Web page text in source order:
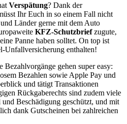
Verspätung? Dank der
Ihr Euch in so einem Fall nicht
Länder gerne mit dem Auto
KFZ-Schutzbriefzugute,
Panne haben solltet. On top ist
Unfallversicherung enthalten!
gehen super easy:
Bezahlen sowie Apple Pay und
und tätigt Transaktionen
Rückgaberechts sind zudem viele
Beschädigung geschützt, und mit
dank Gutscheinen bei zahlreichen